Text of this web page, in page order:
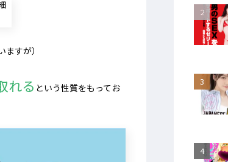
すが）
れる という性質をもってお